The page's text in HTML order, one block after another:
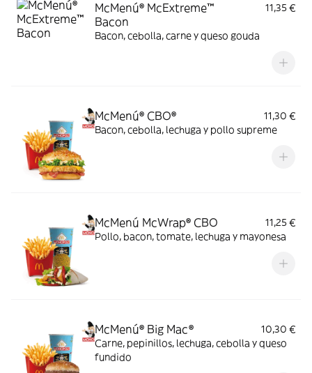
McMenú® McExtreme™
Bacon
11,35 €
Bacon, cebolla, carne y queso gouda
McMenú® CBO®
11,30 €
Bacon, cebolla, lechuga y pollo supreme
McMenú McWrap® CBO
11,25 €
Pollo, bacon, tomate, lechuga y mayonesa
McMenú® Big Mac®
10,30 €
Carne, pepinillos, lechuga, cebolla y queso
fundido